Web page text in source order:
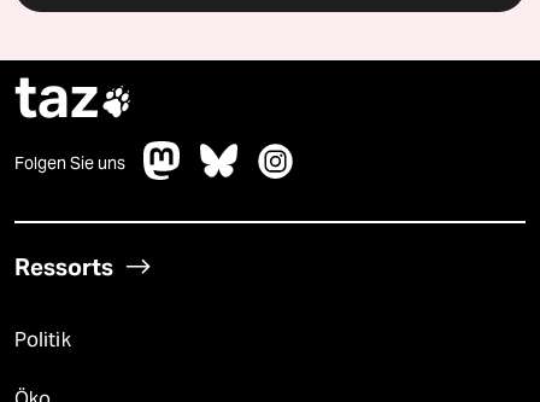
taz
Folgen Sie uns
Ressorts
Politik